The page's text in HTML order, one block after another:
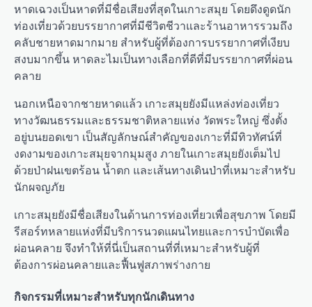
หาดเฉวงเป็นหาดที่มีชื่อเสียงที่สุดในเกาะสมุย โดยดึงดูดนัก
ท่องเที่ยวด้วยบรรยากาศที่มีชีวิตชีวาและร้านอาหารรวมถึง
คลับชายหาดมากมาย สำหรับผู้ที่ต้องการบรรยากาศที่เงียบ
สงบมากขึ้น หาดละไมเป็นทางเลือกที่ดีที่มีบรรยากาศที่ผ่อน
คลาย
นอกเหนือจากชายหาดแล้ว เกาะสมุยยังมีแหล่งท่องเที่ยว
ทางวัฒนธรรมและธรรมชาติหลายแห่ง วัดพระใหญ่ ซึ่งตั้ง
อยู่บนยอดเขา เป็นสัญลักษณ์สำคัญของเกาะที่มีทิวทัศน์ที่
งดงามของเกาะสมุยจากมุมสูง ภายในเกาะสมุยยังเต็มไป
ด้วยป่าฝนเขตร้อน น้ำตก และเส้นทางเดินป่าที่เหมาะสำหรับ
นักผจญภัย
เกาะสมุยยังมีชื่อเสียงในด้านการท่องเที่ยวเพื่อสุขภาพ โดยมี
รีสอร์ทหลายแห่งที่มีบริการนวดแผนไทยและการบำบัดเพื่อ
ผ่อนคลาย จึงทำให้ที่นี่เป็นสถานที่ที่เหมาะสำหรับผู้ที่
ต้องการผ่อนคลายและฟื้นฟูสภาพร่างกาย
กิจกรรมที่เหมาะสำหรับทุกนักเดินทาง